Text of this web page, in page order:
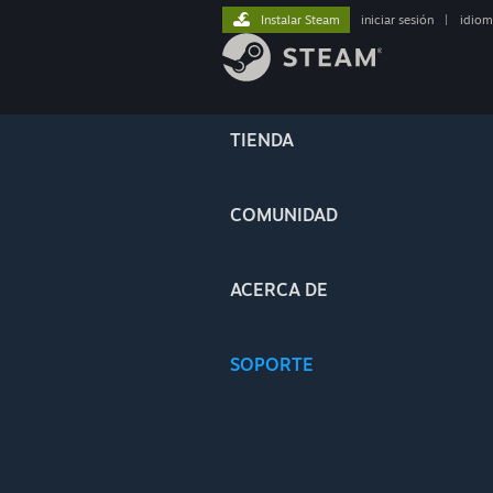
TIENDA
COMUNIDAD
ACERCA DE
SOPORTE
Instalar Steam iniciar sesión